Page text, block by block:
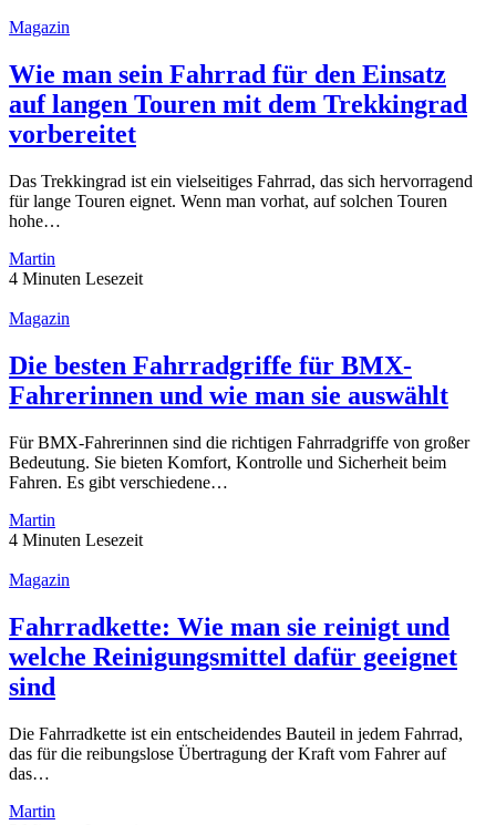
Magazin
Wie man sein Fahrrad für den Einsatz
auf langen Touren mit dem Trekkingrad
vorbereitet
Das Trekkingrad ist ein vielseitiges Fahrrad, das sich hervorragend
für lange Touren eignet. Wenn man vorhat, auf solchen Touren
hohe…
Martin
4 Minuten Lesezeit
Magazin
Die besten Fahrradgriffe für BMX-
Fahrerinnen und wie man sie auswählt
Für BMX-Fahrerinnen sind die richtigen Fahrradgriffe von großer
Bedeutung. Sie bieten Komfort, Kontrolle und Sicherheit beim
Fahren. Es gibt verschiedene…
Martin
4 Minuten Lesezeit
Magazin
Fahrradkette: Wie man sie reinigt und
welche Reinigungsmittel dafür geeignet
sind
Die Fahrradkette ist ein entscheidendes Bauteil in jedem Fahrrad,
das für die reibungslose Übertragung der Kraft vom Fahrer auf
das…
Martin